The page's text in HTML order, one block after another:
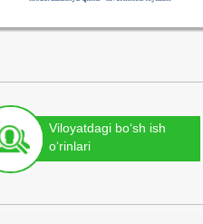
Viloyatdagi bo‘sh ish
o‘rinlari